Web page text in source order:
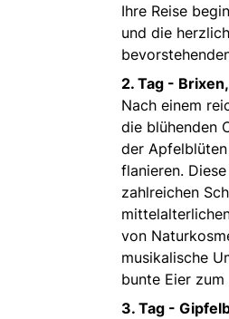
Ihre Reise
und die
2. Tag - Brixen,
Nach einem
die blühenden
der
flanieren.
zahlreichen
von
musikalische
bunte Eier zum
3. Tag -